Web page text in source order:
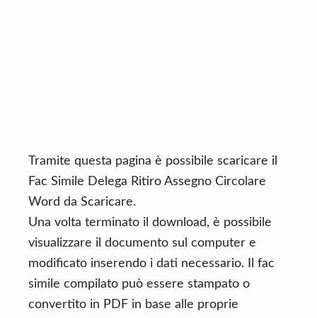
Tramite questa pagina è possibile scaricare il
Fac Simile Delega Ritiro Assegno Circolare
Word da Scaricare.
Una volta terminato il download, è possibile
visualizzare il documento sul computer e
modificato inserendo i dati necessario. Il fac
simile compilato può essere stampato o
convertito in PDF in base alle proprie